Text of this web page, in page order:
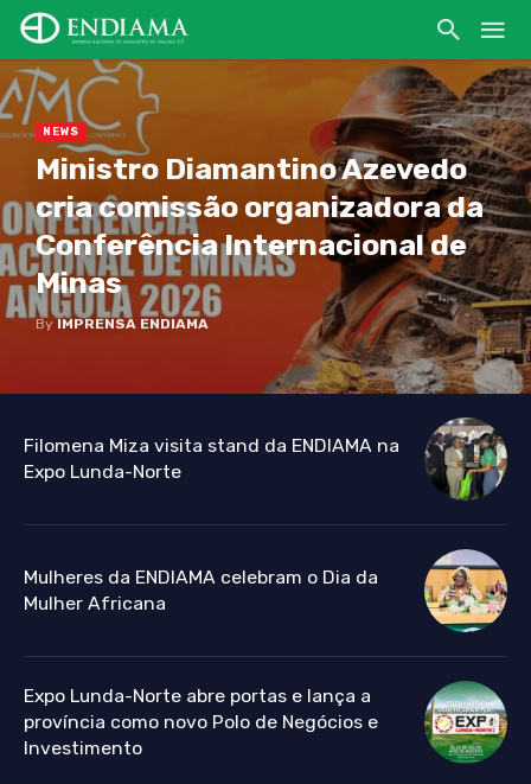
NEWS
Ministro Diamantino Azevedo
cria comissão organizadora da
Conferência Internacional de
Minas
ByIMPRENSA ENDIAMA
Filomena Miza visita stand da ENDIAMA na
Expo Lunda-Norte
Mulheres da ENDIAMA celebram o Dia da
Mulher Africana
Expo Lunda-Norte abre portas e lança a
província como novo Polo de Negócios e
Investimento